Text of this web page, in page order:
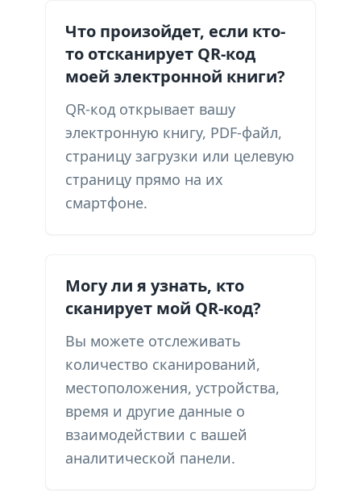
Что произойдет, если кто-
то отсканирует QR-код
моей электронной книги?
QR-код открывает вашу
электронную книгу, PDF-файл,
страницу загрузки или целевую
страницу прямо на их
смартфоне.
Могу ли я узнать, кто
сканирует мой QR-код?
Вы можете отслеживать
количество сканирований,
местоположения, устройства,
время и другие данные о
взаимодействии с вашей
аналитической панели.